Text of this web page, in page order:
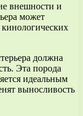
внешности и
может
кинологических
должна
Эта порода
идеальным
выносливость